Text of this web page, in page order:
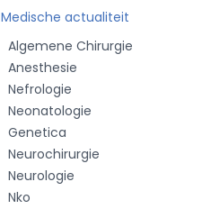
Medische actualiteit
Algemene Chirurgie
Anesthesie
Nefrologie
Neonatologie
Genetica
Neurochirurgie
Neurologie
Nko